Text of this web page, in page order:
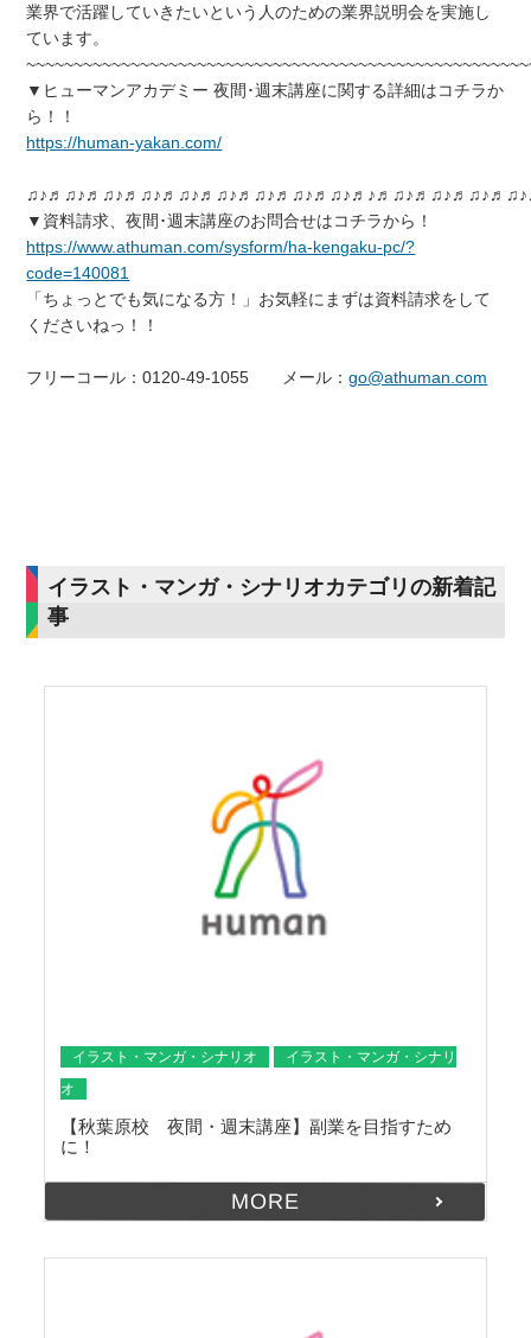
業界で活躍していきたいという人のための業界説明会を実施し
ています。
▼ヒューマンアカデミー 夜間･週末講座に関する詳細はコチラか
ら！！
https://human-yakan.com/
▼資料請求、夜間･週末講座のお問合せはコチラから！
https://www.athuman.com/sysform/ha-kengaku-pc/?
code=140081
「ちょっとでも気になる方！」お気軽にまずは資料請求をして
くださいねっ！！
フリーコール：0120-49-1055 メール：go@athuman.com
イラスト・マンガ・シナリオカテゴリの新着記
事
イラスト・マンガ・シナリオ
イラスト・マンガ・シナリ
オ
【秋葉原校 夜間・週末講座】副業を目指すため
に！
MORE